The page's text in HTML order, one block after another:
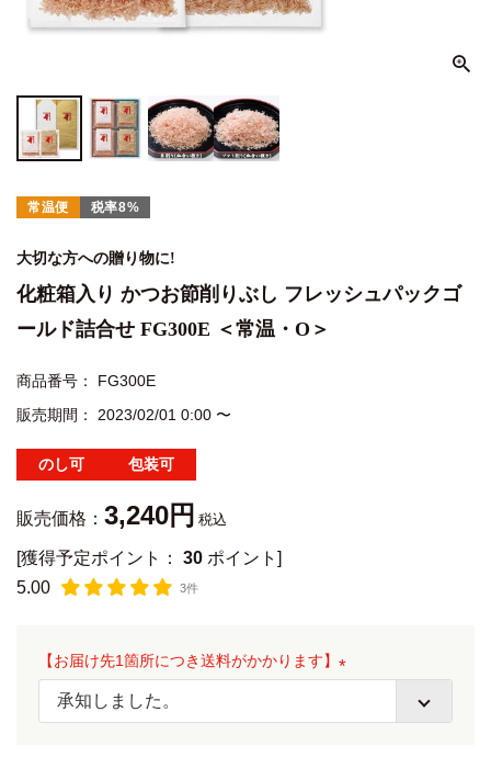
常温便 税率8%
大切な方への贈り物に!
化粧箱入り かつお節削りぶし フレッシュパックゴ
ールド詰合せ FG300E ＜常温・O＞
商品番号
FG300E
販売期間
2023/02/01 0:00 〜
のし可 包装可
販売価格： 3,240 税込
[獲得予定ポイント： 30 ポイント]
5.00
3件
【お届け先1箇所につき送料がかかります】
必